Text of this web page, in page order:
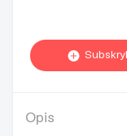
Opis